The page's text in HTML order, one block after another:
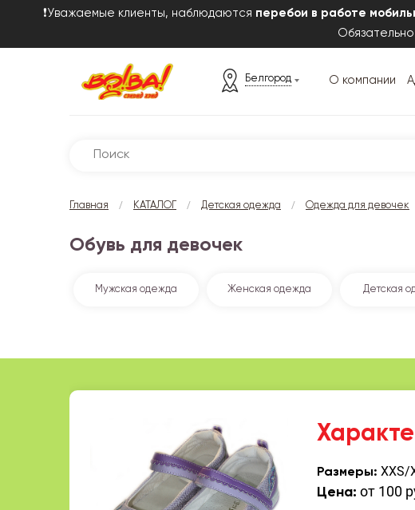
❗Уважаемые клиенты, наблюдаются перебои в работе
Белгород О компании
Главная / КАТАЛОГ / Детская одежда / Одежда для девочек
Обувь для девочек
Мужская одежда Женская одежда Детская
Размеры: XXS/
Цена: от 100